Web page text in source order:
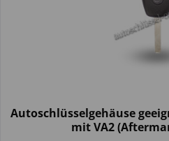
Autoschlüsselgehäuse
mit VA2